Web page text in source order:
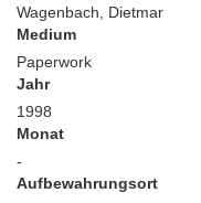
Wagenbach, Dietmar
Medium
Paperwork
Jahr
1998
Monat
-
Aufbewahrungsort